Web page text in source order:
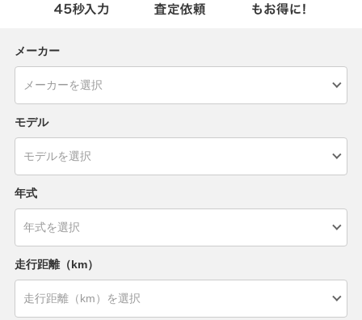
メーカー
モデル
年式
走行距離（km）